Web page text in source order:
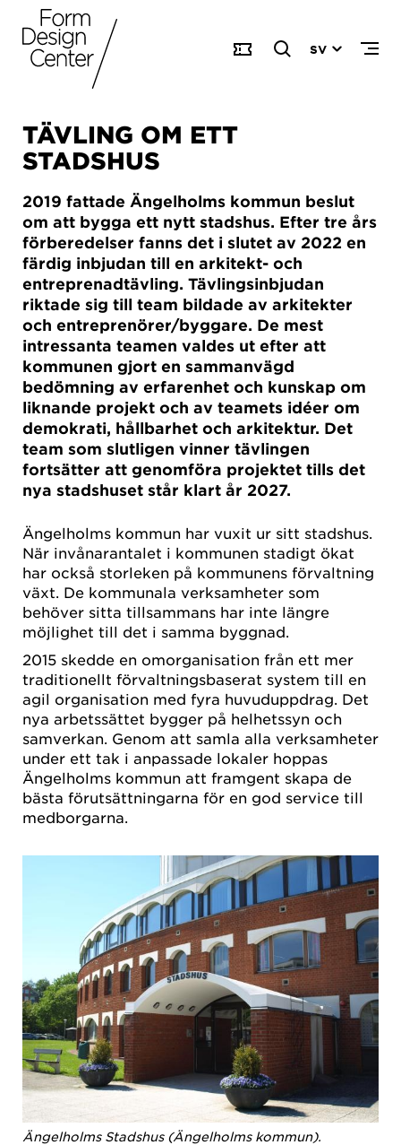
SV
TÄVLING OM ETT
STADSHUS
2019 fattade Ängelholms kommun beslut
om att bygga ett nytt stadshus. Efter tre års
förberedelser fanns det i slutet av 2022 en
färdig inbjudan till en arkitekt- och
entreprenadtävling. Tävlingsinbjudan
riktade sig till team bildade av arkitekter
och entreprenörer/byggare. De mest
intressanta teamen valdes ut efter att
kommunen gjort en sammanvägd
bedömning av erfarenhet och kunskap om
liknande projekt och av teamets idéer om
demokrati, hållbarhet och arkitektur. Det
team som slutligen vinner tävlingen
fortsätter att genomföra projektet tills det
nya stadshuset står klart år 2027.
Ängelholms kommun har vuxit ur sitt stadshus.
När invånarantalet i kommunen stadigt ökat
har också storleken på kommunens förvaltning
växt. De kommunala verksamheter som
behöver sitta tillsammans har inte längre
möjlighet till det i samma byggnad.
2015 skedde en omorganisation från ett mer
traditionellt förvaltningsbaserat system till en
agil organisation med fyra huvuduppdrag. Det
nya arbetssättet bygger på helhetssyn och
samverkan. Genom att samla alla verksamheter
under ett tak i anpassade lokaler hoppas
Ängelholms kommun att framgent skapa de
bästa förutsättningarna för en god service till
medborgarna.
Ängelholms Stadshus (Ängelholms kommun).